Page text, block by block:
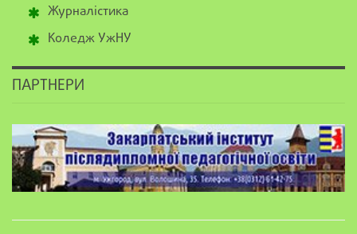
Журналістика
Коледж УжНУ
ПАРТНЕРИ